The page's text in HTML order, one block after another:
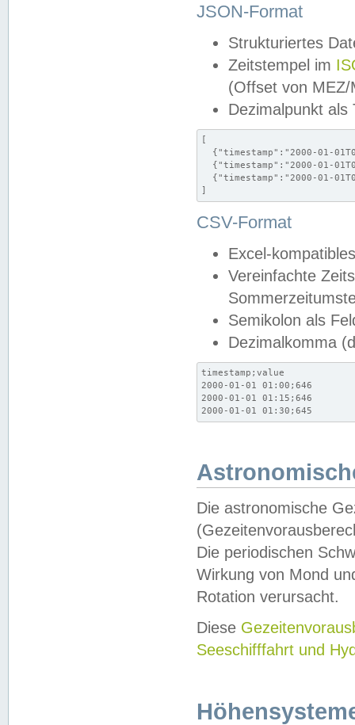
JSON-Format
Strukturiertes
Zeitstempel im
(Offset von MEZ/
Dezimalpunkt als
[
{"timestamp":"2000-01-
{"timestamp":"2000-01-
{"timestamp":"2000-01-
]
CSV-Format
Excel-
Vereinfachte
Semikolon als
Dezimalkomma
timestamp;value
2000-01-01 01:00;646
2000-01-01 01:15;646
2000-01-01 01:30;645
Die astronomische
Die periodischen
Wirkung von Mond
Rotation verursacht.
Diese
Seeschifffahrt und